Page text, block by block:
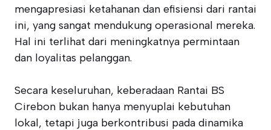
mengapresiasi ketahanan dan efisiensi dari rantai
ini, yang sangat mendukung operasional mereka.
Hal ini terlihat dari meningkatnya permintaan
dan loyalitas pelanggan.
Secara keseluruhan, keberadaan Rantai BS
Cirebon bukan hanya menyuplai kebutuhan
lokal, tetapi juga berkontribusi pada dinamika